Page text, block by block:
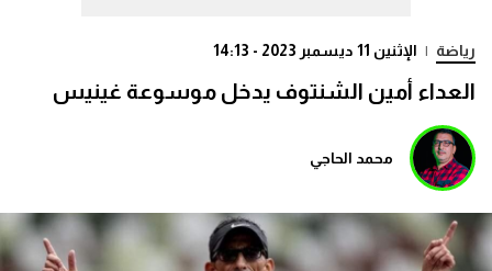
رياضة | الإثنين 11 ديسمبر 2023 - 14:13
العداء أمين الشنتوف يدخل موسوعة غينيس
محمد الحاجي